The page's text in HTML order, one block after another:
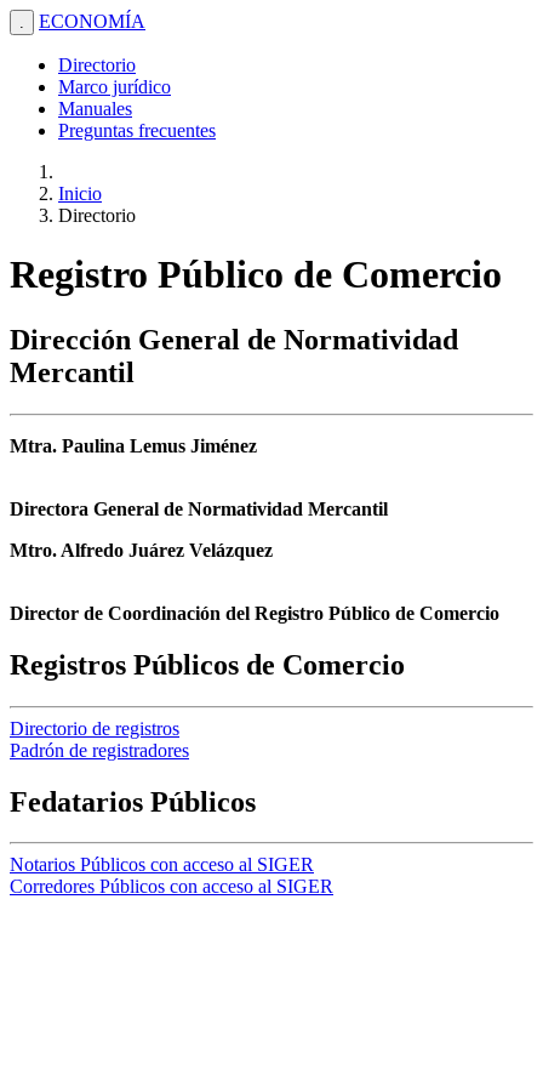
. ECONOMÍA
Directorio
Marco jurídico
Manuales
Preguntas frecuentes
Inicio
Directorio
Registro Público de Comercio
Dirección General de Normatividad
Mercantil
Mtra. Paulina Lemus Jiménez
Directora General de Normatividad Mercantil
Mtro. Alfredo Juárez Velázquez
Director de Coordinación del Registro Público de Comercio
Registros Públicos de Comercio
Directorio de registros
Padrón de registradores
Fedatarios Públicos
Notarios Públicos con acceso al SIGER
Corredores Públicos con acceso al SIGER